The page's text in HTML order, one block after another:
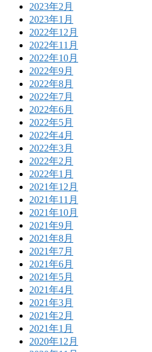
2023年2月
2023年1月
2022年12月
2022年11月
2022年10月
2022年9月
2022年8月
2022年7月
2022年6月
2022年5月
2022年4月
2022年3月
2022年2月
2022年1月
2021年12月
2021年11月
2021年10月
2021年9月
2021年8月
2021年7月
2021年6月
2021年5月
2021年4月
2021年3月
2021年2月
2021年1月
2020年12月